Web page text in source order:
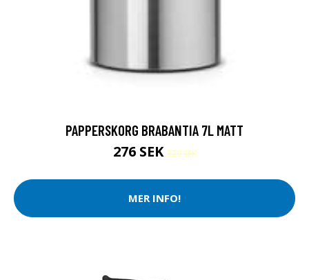
PAPPERSKORG BRABANTIA 7L MATT
276 SEK329 SEK
MER INFO!